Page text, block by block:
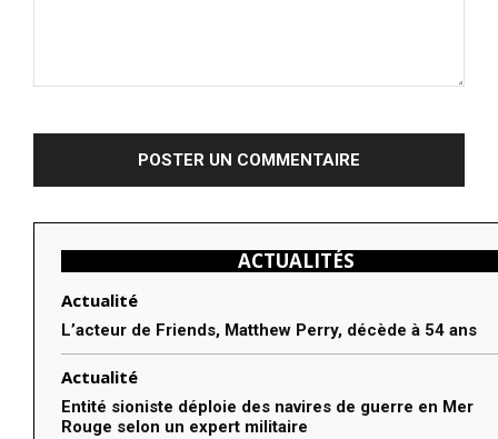
ACTUALITÉS
Actualité
L’acteur de Friends, Matthew Perry, décède à 54 ans
Actualité
Entité sioniste déploie des navires de guerre en Mer
Rouge selon un expert militaire